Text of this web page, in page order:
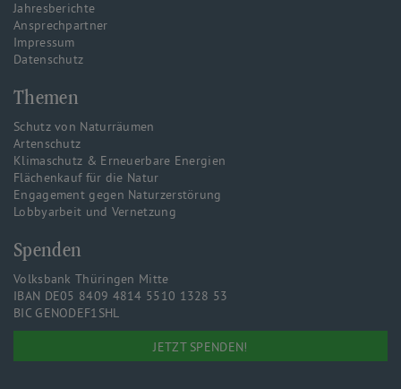
Jahresberichte
Ansprechpartner
Impressum
Datenschutz
Themen
Schutz von Naturräumen
Artenschutz
Klimaschutz & Erneuerbare Energien
Flächenkauf für die Natur
Engagement gegen Naturzerstörung
Lobbyarbeit und Vernetzung
Spenden
Volksbank Thüringen Mitte
IBAN DE05 8409 4814 5510 1328 53
BIC GENODEF1SHL
JETZT SPENDEN!